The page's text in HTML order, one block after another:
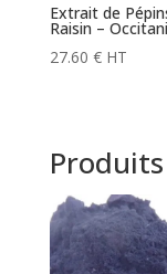
Extrait de
Raisin –
27.60 € HT